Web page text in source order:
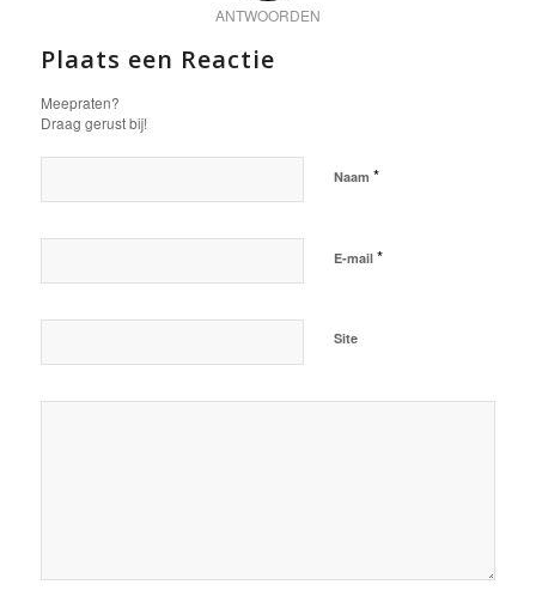
ANTWOORDEN
Plaats een Reactie
Meepraten?
Draag gerust bij!
Naam *
E-mail *
Site